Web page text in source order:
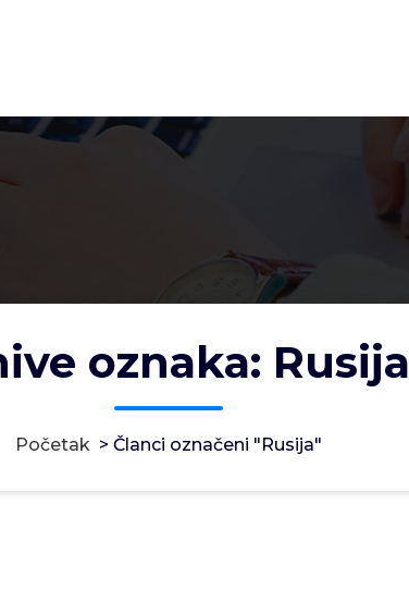
oznaka: Rusija
Početak > Članci označeni "Rusija"